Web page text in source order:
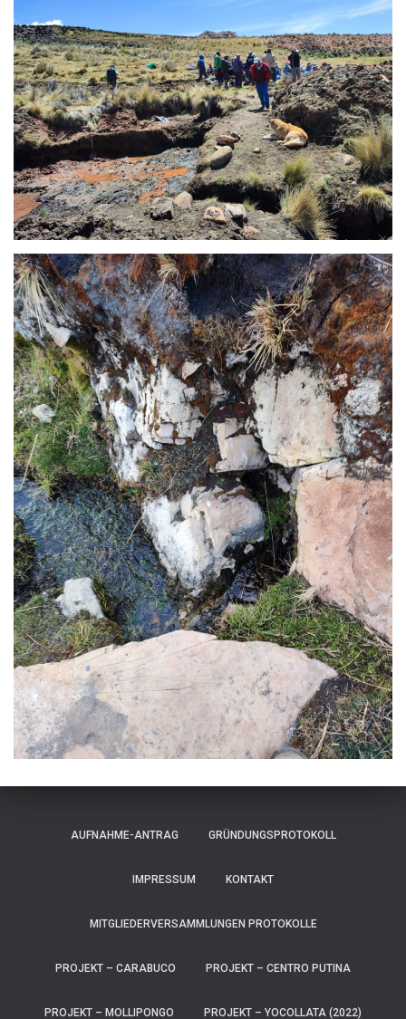
AUFNAHME-ANTRAG GRÜNDUNGSPROTOKOLL
IMPRESSUM KONTAKT
MITGLIEDERVERSAMMLUNGEN PROTOKOLLE
PROJEKT – CARABUCO PROJEKT – CENTRO PUTINA
PROJEKT – MOLLIPONGO PROJEKT – YOCOLLATA (2022)